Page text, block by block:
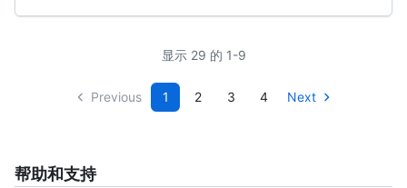
显示 29 的 1-9
Previous 1 2 3 4 Next
帮助和支持